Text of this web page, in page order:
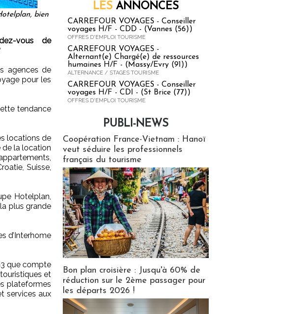
bien
vous de
agences de
pour les
tendance
locations de
de la location
Suisse,
Hotelplan,
plus grande
d’Interhome
que compte
et
plateformes
services aux
LES ANNONCES
CARREFOUR VOYAGES - Conseiller
voyages H/F - CDD - (Vannes (56))
OFFRES D'EMPLOI TOURISME
CARREFOUR VOYAGES -
Alternant(e) Chargé(e) de ressources
humaines H/F - (Massy/Evry (91))
ALTERNANCE / STAGES TOURISME
CARREFOUR VOYAGES - Conseiller
voyages H/F - CDI - (St Brice (77))
OFFRES D'EMPLOI TOURISME
PUBLI-NEWS
Coopération France-Vietnam : Hanoï
veut séduire les professionnels
français du tourisme
Bon plan croisière : Jusqu'à 60% de
réduction sur le 2ème passager pour
les départs 2026 !